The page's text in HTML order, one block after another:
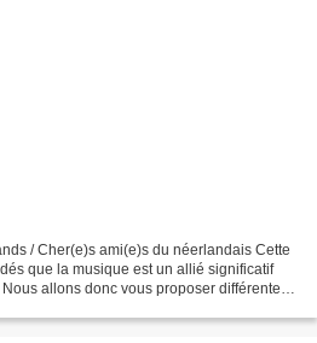
/ Cher(e)s ami(e)s du néerlandais Cette
que la musique est un allié significatif
allons donc vous proposer différentes